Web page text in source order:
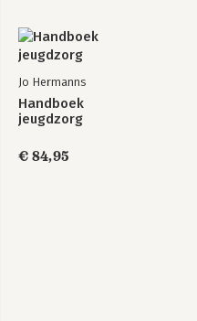
Jo Hermanns
Handboek
jeugdzorg
€ 84,95